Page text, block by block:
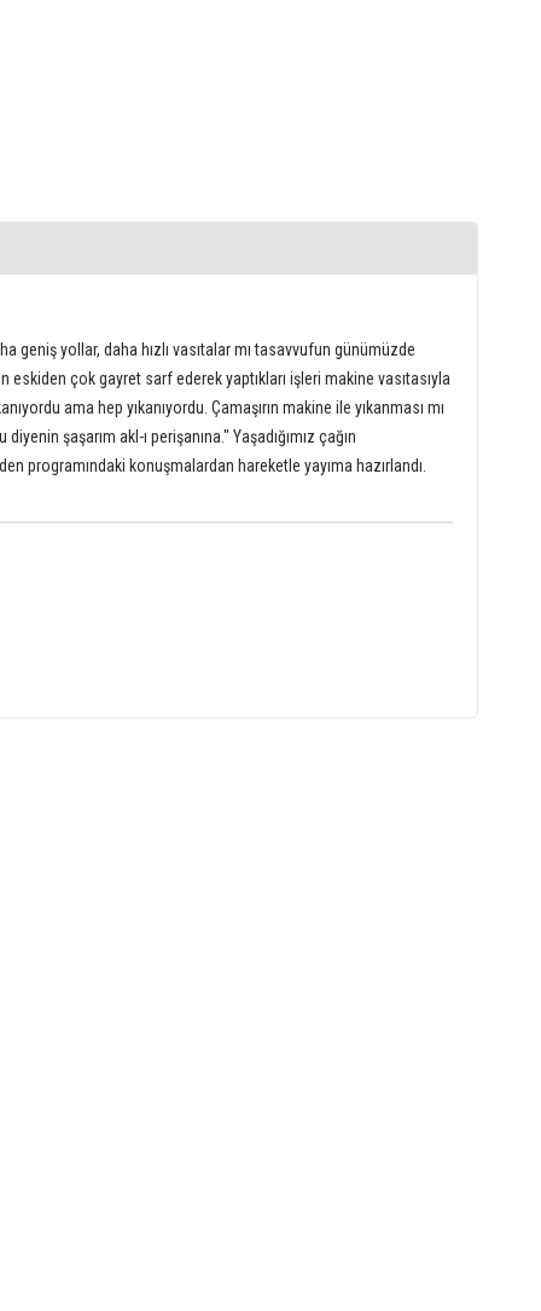
geniş yollar, daha hızlı vasıtalar mı tasavvufun günümüzde
çok gayret sarf ederek yaptıkları işleri makine vasıtasıyla
ama hep yıkanıyordu. Çamaşırın makine ile yıkanması mı
şaşarım akl-ı perişanına." Yaşadığımız çağın
programındaki konuşmalardan hareketle yayıma hazırlandı.